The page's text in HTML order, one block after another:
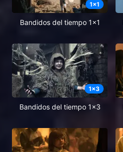
1x1
Bandidos del tiempo 1x1
1x3
Bandidos del tiempo 1x3